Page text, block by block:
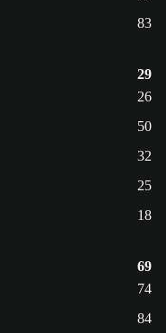
83
29
26
50
32
25
18
69
74
84